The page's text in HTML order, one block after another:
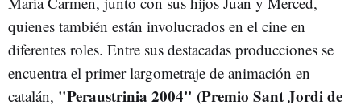
quienes también están involucrados en el cine en
diferentes roles. Entre sus destacadas producciones se
encuentra el primer largometraje de animación en
catalán, "Peraustrinia 2004" (Premio Sant Jordi de